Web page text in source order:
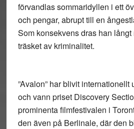
förvandlas sommaridyllen i ett
och pengar, abrupt till en
Som konsekvens dras han
träsket av kriminalitet.
”Avalon” har blivit internationellt
och vann priset Discovery
prominenta filmfestivalen i
den även på Berlinale, där den